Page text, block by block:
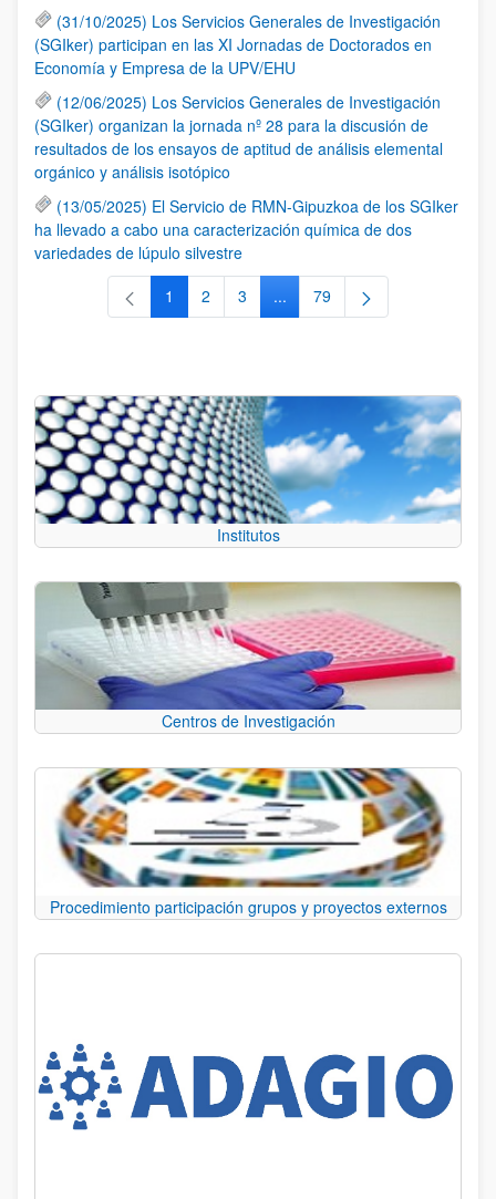
(31/10/2025) Los Servicios Generales de Investigación
(SGIker) participan en las XI Jornadas de Doctorados en
Economía y Empresa de la UPV/EHU
(12/06/2025) Los Servicios Generales de Investigación
(SGIker) organizan la jornada nº 28 para la discusión de
resultados de los ensayos de aptitud de análisis elemental
orgánico y análisis isotópico
(13/05/2025) El Servicio de RMN-Gipuzkoa de los SGIker
ha llevado a cabo una caracterización química de dos
variedades de lúpulo silvestre
Página
1 Página
2 Página
3 ...Páginas intermedias Use TAB
Página
79
Institutos
Centros de Investigación
Procedimiento participación grupos y proyectos externos